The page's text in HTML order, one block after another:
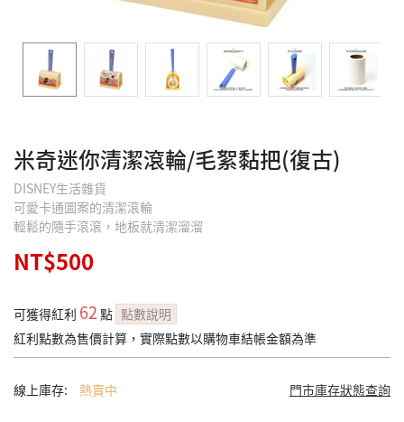
米奇迷你清潔滾輪/毛絮黏把(復古)
DISNEY生活雜貨
可愛卡通圖案的清潔滾輪
輕鬆的隨手滾滾，地板就清潔溜溜
NT$500
可獲得紅利 62 點 點數說明
紅利點數為售價計算，實際點數以購物車結帳金額為準
線上庫存: 熱賣中 門市庫存狀態查詢